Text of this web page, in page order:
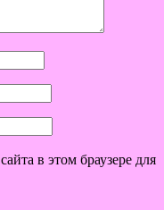
в этом браузере для